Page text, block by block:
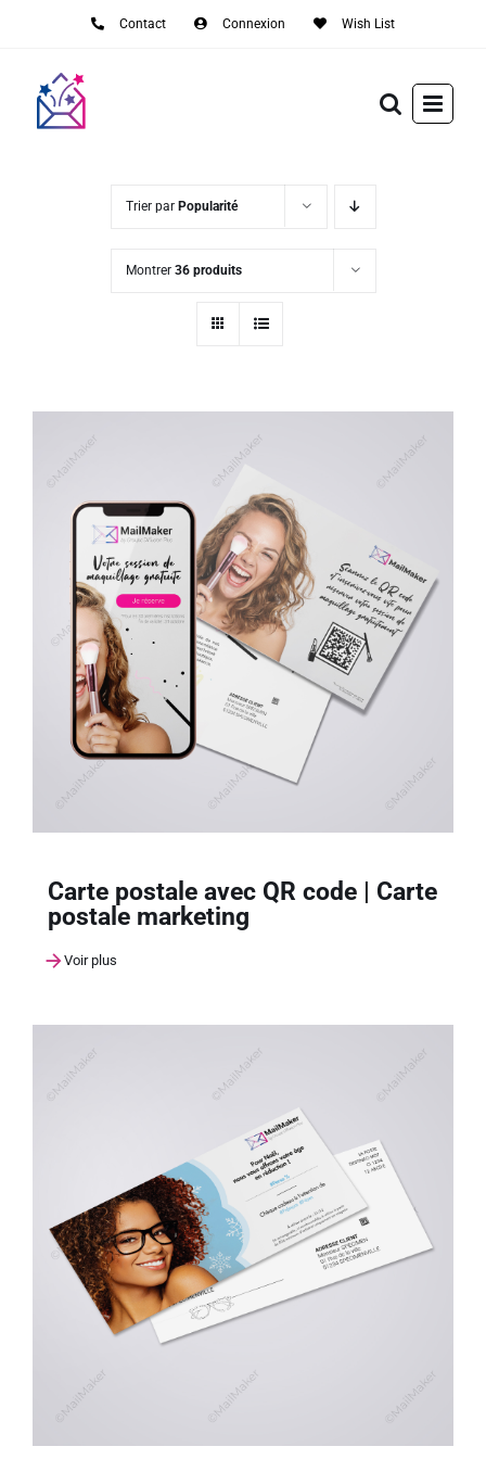
Contact Connexion Wish List
Trier par Popularité
Montrer 36 produits
Carte postale avec QR code | Carte
postale marketing
Voir plus